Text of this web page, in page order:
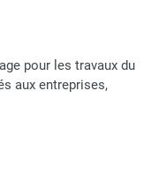
pour les travaux du
aux entreprises,